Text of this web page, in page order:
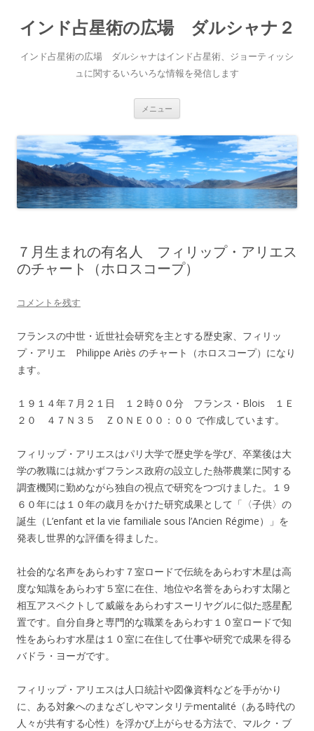
インド占星術の広場 ダルシャナ２
インド占星術の広場 ダルシャナはインド占星術、ジョーティッシ
ュに関するいろいろな情報を発信します
メニュー
ン
ツ
へ
ス
キ
ッ
プ
７月生まれの有名人 フィリップ・アリエス
のチャート（ホロスコープ）
コメントを残す
フランスの中世・近世社会研究を主とする歴史家、フィリッ
プ・アリエ Philippe Ariès のチャート（ホロスコープ）になり
ます。
１９１４年７月２１日 １２時００分 フランス・Blois １Ｅ
２０ ４７Ｎ３５ ＺＯＮＥ００：００ で作成しています。
フィリップ・アリエスはパリ大学で歴史学を学び、卒業後は大
学の教職には就かずフランス政府の設立した熱帯農業に関する
調査機関に勤めながら独自の視点で研究をつづけました。１９
６０年には１０年の歳月をかけた研究成果として「〈子供〉の
誕生（L’enfant et la vie familiale sous l’Ancien Régime）」を
発表し世界的な評価を得ました。
社会的な名声をあらわす７室ロードで伝統をあらわす木星は高
度な知識をあらわす５室に在住、地位や名誉をあらわす太陽と
相互アスペクトして威厳をあらわすスーリヤグルに似た惑星配
置です。自分自身と専門的な職業をあらわす１０室ロードで知
性をあらわす水星は１０室に在住して仕事や研究で成果を得る
バドラ・ヨーガです。
フィリップ・アリエスは人口統計や図像資料などを手がかり
に、ある対象へのまなざしやマンタリテmentalité（ある時代の
人々が共有する心性）を浮かび上がらせる方法で、マルク・ブ